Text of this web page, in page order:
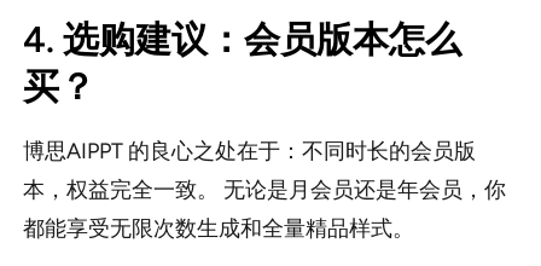
4. 选购建议：会员版本怎么
买？
博思AIPPT 的良心之处在于：不同时长的会员版
本，权益完全一致。 无论是月会员还是年会员，你
都能享受无限次数生成和全量精品样式。